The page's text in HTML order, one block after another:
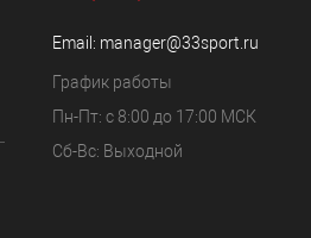
Email: manager@33sport.ru
График работы
Пн-Пт: с 8:00 до 17:00 МСК
Сб-Вс: Выходной